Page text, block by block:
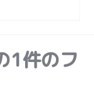
1件のフ